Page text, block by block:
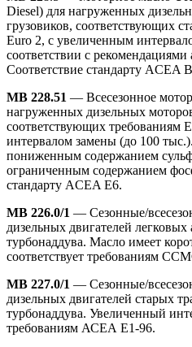
Diesel) для нагруженных
грузовиков, соответствующих
Euro 2, c увеличенным
соответствии с рекомендациями
Соответствие стандарту ACEA
MB 228.51 — Всесезонное
нагруженных дизельных
соответствующих требованиям
интервалом замены (до 100
пониженным содержанием
ограниченным содержанием
стандарту ACEA E6.
МВ 226.0/1 — Сезонные/
дизельных двигателей легковых
турбонаддува. Масло имеет
соответствует требованиям
МВ 227.0/1 — Сезонные/
дизельных двигателей старых
турбонаддува. Увеличенный
требованиям АСЕА Е1-96.